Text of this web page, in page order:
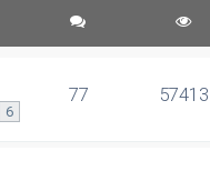
6
77 57413